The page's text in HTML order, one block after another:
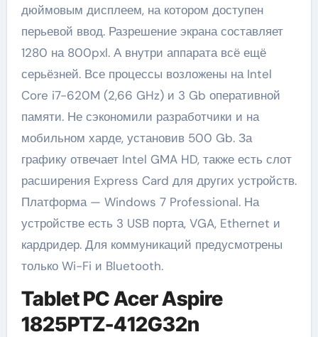
дюймовым дисплеем, на котором доступен
перьевой ввод. Разрешение экрана составляет
1280 на 800pxl. А внутри аппарата всё ещё
серьёзней. Все процессы возложены на Intel
Core i7-620M (2,66 GHz) и 3 Gb оперативной
памяти. Не сэкономили разработчики и на
мобильном харде, установив 500 Gb. За
графику отвечает Intel GMA HD, также есть слот
расширения Express Card для других устройств.
Платформа — Windows 7 Professional. На
устройстве есть 3 USB порта, VGA, Ethernet и
кардридер. Для коммуникаций предусмотрены
только Wi-Fi и Bluetooth.
Tablet PC Acer Aspire
1825PTZ-412G32n